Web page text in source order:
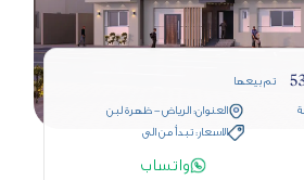
تم بيعها
العنوان: الرياض - ظهرة لبن
الاسعار: تبدأ من الى
واتساب